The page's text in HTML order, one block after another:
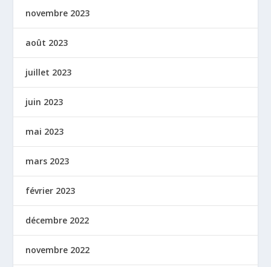
novembre 2023
août 2023
juillet 2023
juin 2023
mai 2023
mars 2023
février 2023
décembre 2022
novembre 2022